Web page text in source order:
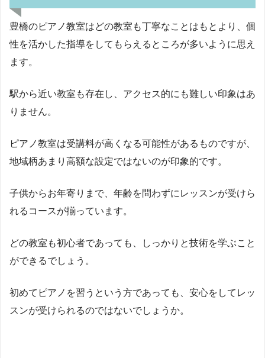
豊橋のピアノ教室はどの教室も丁寧なことはもとより、個
性を活かした指導をしてもらえるところが多いように思え
ます。
駅から近い教室も存在し、アクセス的にも難しい印象はあ
りません。
ピアノ教室は受講料が高くなる可能性があるものですが、
地域柄あまり高額な設定ではないのが印象的です。
子供からお年寄りまで、年齢を問わずにレッスンが受けら
れるコースが揃っています。
どの教室も初心者であっても、しっかりと技術を学ぶこと
ができるでしょう。
初めてピアノを習うという方であっても、安心をしてレッ
スンが受けられるのではないでしょうか。